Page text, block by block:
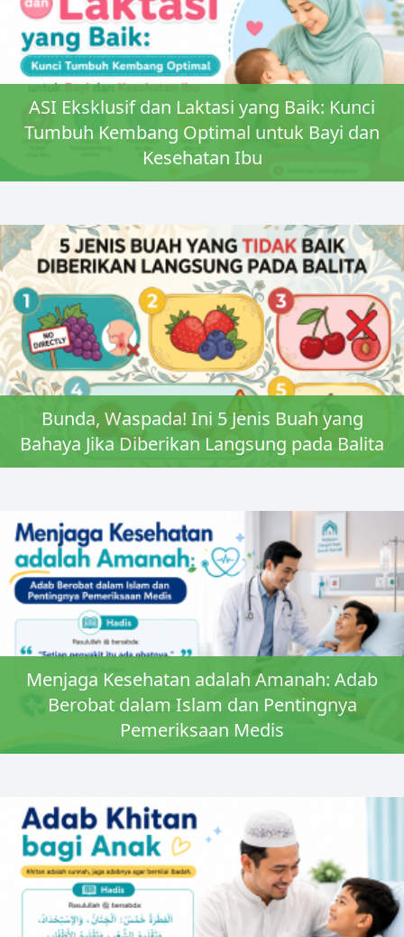
ASI Eksklusif dan Laktasi yang Baik: Kunci
Tumbuh Kembang Optimal untuk Bayi dan
Kesehatan Ibu
Bunda, Waspada! Ini 5 Jenis Buah yang
Bahaya Jika Diberikan Langsung pada Balita
Menjaga Kesehatan adalah Amanah: Adab
Berobat dalam Islam dan Pentingnya
Pemeriksaan Medis